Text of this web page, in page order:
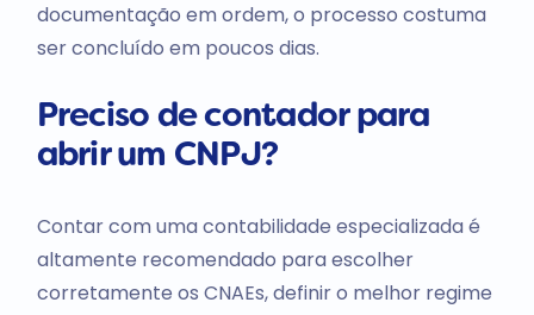
documentação em ordem, o processo costuma
ser concluído em poucos dias.
Preciso de contador para
abrir um CNPJ?
Contar com uma contabilidade especializada é
altamente recomendado para escolher
corretamente os CNAEs, definir o melhor regime